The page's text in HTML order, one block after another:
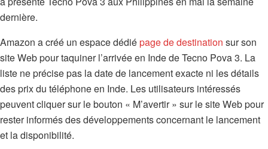
dernière.
Amazon a créé un espace dédiépage de destination sur son
site Web pour taquiner l’arrivée en Inde de Tecno Pova 3. La
liste ne précise pas la date de lancement exacte ni les détails
des prix du téléphone en Inde. Les utilisateurs intéressés
peuvent cliquer sur le bouton « M’avertir » sur le site Web pour
rester informés des développements concernant le lancement
et la disponibilité.